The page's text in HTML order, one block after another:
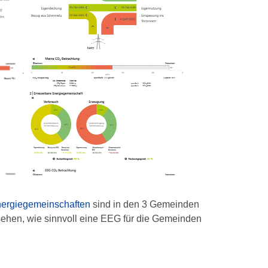
sind in den 3 Gemeinden
wie sinnvoll eine EEG für die Gemeinden